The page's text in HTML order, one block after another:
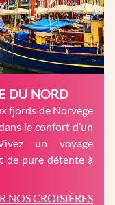
DU NORD
fjords de Norvège
le confort d’un
un voyage
de pure détente à
NOS CROISIÈRES